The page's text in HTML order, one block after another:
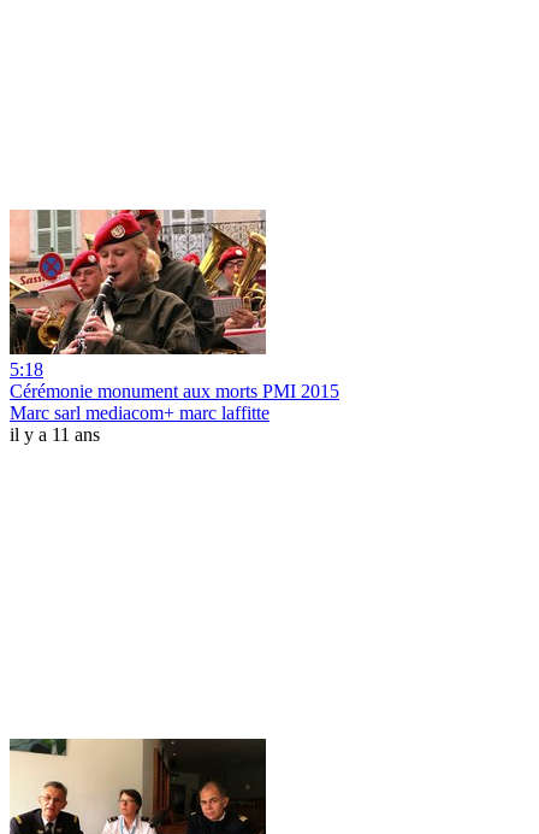
5:18
Cérémonie monument aux morts PMI 2015
Marc sarl mediacom+ marc laffitte
il y a 11 ans